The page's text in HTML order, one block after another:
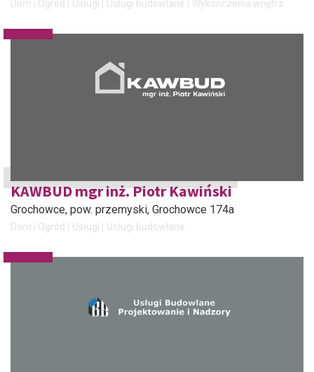
Dom i Ogród Usługi Usługi budowlane Wykończenia wnętrz
KAWBUD mgr inż. Piotr Kawiński
Grochowce, pow. przemyski, Grochowce 174a
Dom i Ogród Usługi Usługi budowlane